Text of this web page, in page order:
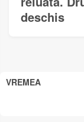
deschis
VREMEA